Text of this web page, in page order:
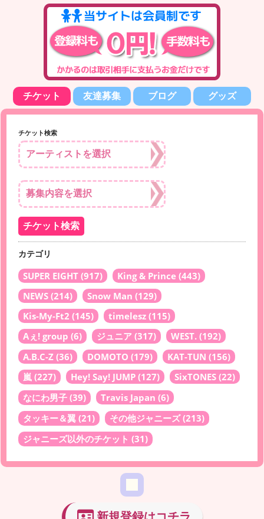
チケット 友達募集 ブログ グッズ
チケット検索
カテゴリ
SUPER EIGHT (917) King & Prince (443)
NEWS (214) Snow Man (129)
Kis-My-Ft2 (145) timelesz (115)
Aぇ! group (6) ジュニア (317) WEST. (192)
A.B.C-Z (36) DOMOTO (179) KAT-TUN (156)
嵐 (227) Hey! Say! JUMP (127) SixTONES (22)
なにわ男子 (39) Travis Japan (6)
タッキー＆翼 (21) その他ジャニーズ(213)
ジャニーズ以外のチケット (31)